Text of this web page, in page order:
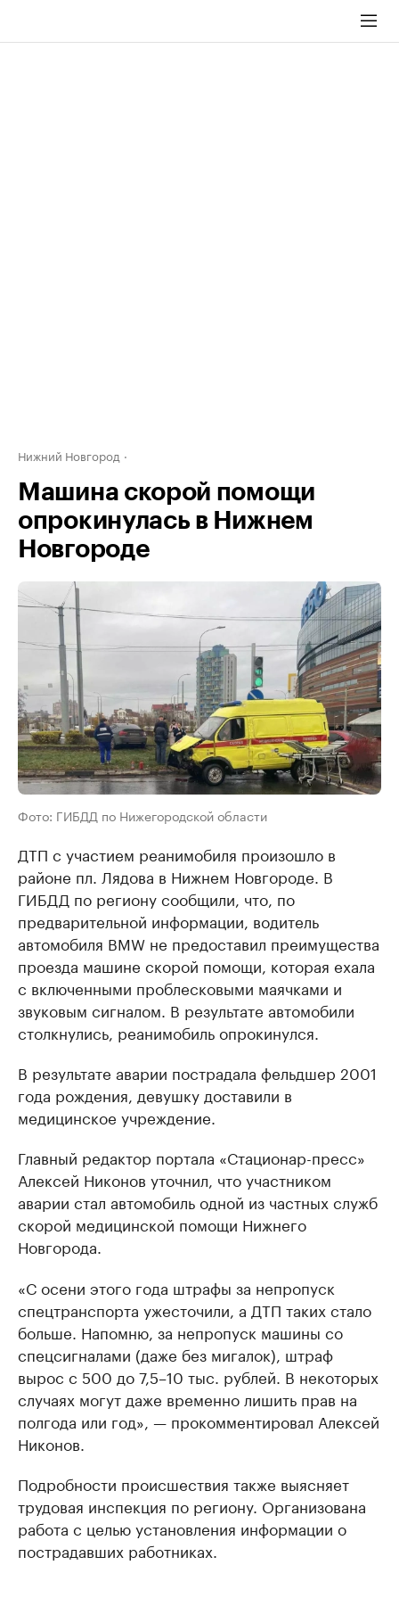
Нижний Новгород
Машина скорой помощи
опрокинулась в Нижнем
Новгороде
Фото: ГИБДД по Нижегородской области
ДТП с участием реанимобиля произошло в
районе пл. Лядова в Нижнем Новгороде. В
ГИБДД по региону сообщили, что, по
предварительной информации, водитель
автомобиля BMW не предоставил преимущества
проезда машине скорой помощи, которая ехала
с включенными проблесковыми маячками и
звуковым сигналом. В результате автомобили
столкнулись, реанимобиль опрокинулся.
В результате аварии пострадала фельдшер 2001
года рождения, девушку доставили в
медицинское учреждение.
Главный редактор портала «Стационар-пресс»
Алексей Никонов уточнил, что участником
аварии стал автомобиль одной из частных служб
скорой медицинской помощи Нижнего
Новгорода.
«С осени этого года штрафы за непропуск
спецтранспорта ужесточили, а ДТП таких стало
больше. Напомню, за непропуск машины со
спецсигналами (даже без мигалок), штраф
вырос с 500 до 7,5–10 тыс. рублей. В некоторых
случаях могут даже временно лишить прав на
полгода или год», — прокомментировал Алексей
Никонов.
Подробности происшествия также выясняет
трудовая инспекция по региону. Организована
работа с целью установления информации о
пострадавших работниках.